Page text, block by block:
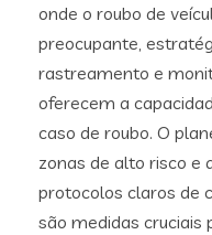
onde o roubo de
preocupante,
rastreamento e
oferecem a
caso de roubo. O
zonas de alto risco e
protocolos claros de
são medidas cruciais